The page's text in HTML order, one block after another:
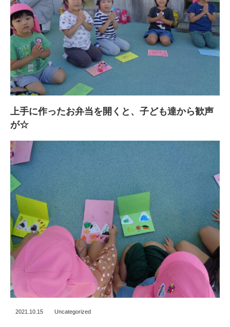
上手に作ったお弁当を開くと、子ども達から歓声
が☆
2021.10.15 Uncategorized